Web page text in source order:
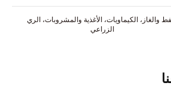
والغاز، الكيماويات، الأغذية والمشروبات، الري
الزراعي